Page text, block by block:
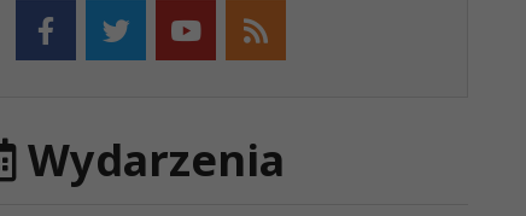
Wydarzenia